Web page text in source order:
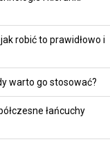
robić to prawidłowo i
warto go stosować?
łańcuchy